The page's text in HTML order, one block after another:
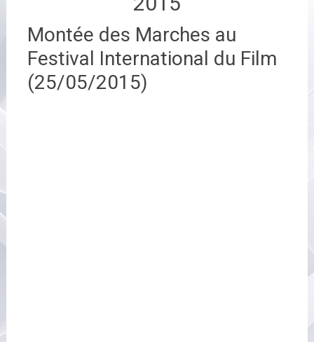
Montée des Marches au
Festival International du Film
(25/05/2015)